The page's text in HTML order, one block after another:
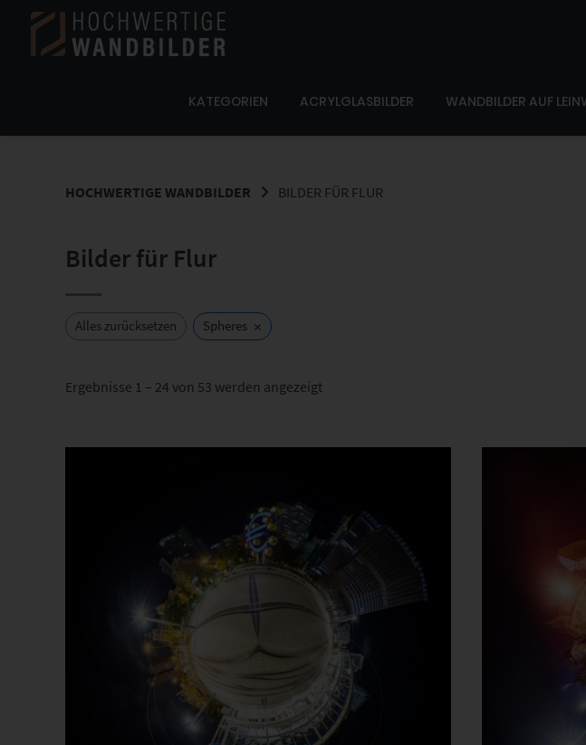
Springe
Inhalt
KATEGORIEN ACRYLGLASBILDER WANDBILDER AUF
HOCHWERTIGE WANDBILDER BILDER FÜR FLUR
Bilder für Flur
Alles zurücksetzen Spheres ×
Ergebnisse 1 – 24 von 53 werden angezeigtNach